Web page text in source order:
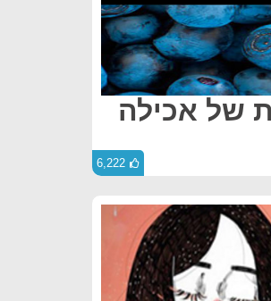
של אכילה
6,222